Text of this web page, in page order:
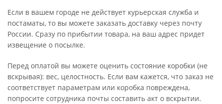
Если в вашем городе не действует курьерская служба и
постаматы, то вы можете заказать доставку через почту
России. Сразу по прибытии товара, на ваш адрес придет
извещение о посылке.
Перед оплатой вы можете оценить состояние коробки (не
вскрывая): вес, целостность. Если вам кажется, что заказ не
соответствует параметрам или коробка повреждена,
попросите сотрудника почты составить акт о вскрытии.